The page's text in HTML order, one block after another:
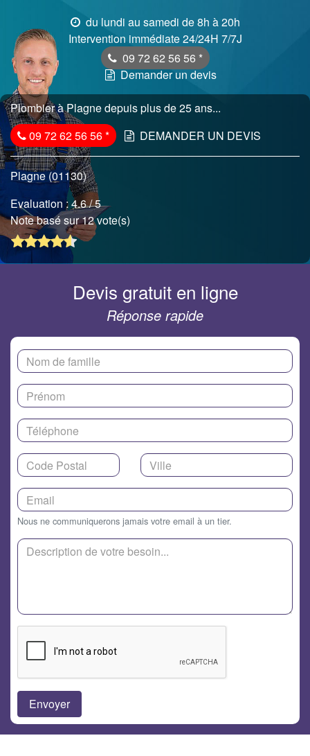
du lundi au samedi de 8h à 20h
Intervention immédiate 24/24H 7/7J
09 72 62 56 56 *
Demander un devis
Plombier à Plagne depuis plus de 25 ans...
09 72 62 56 56* DEMANDER UN DEVIS
Plagne (01130)
Evaluation :4.6/ 5
Note basé sur 12 vote(s)
Devis gratuit en ligne
Réponse rapide
Nous ne communiquerons jamais votre email à un tier.